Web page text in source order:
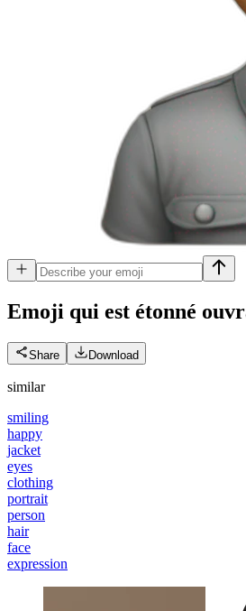
Emoji qui est étonné
Share Download
similar
smiling
happy
jacket
eyes
clothing
portrait
person
hair
face
expression